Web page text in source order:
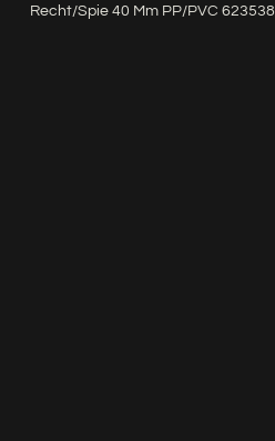
Recht/spie 40 Mm PP/PVC 623538